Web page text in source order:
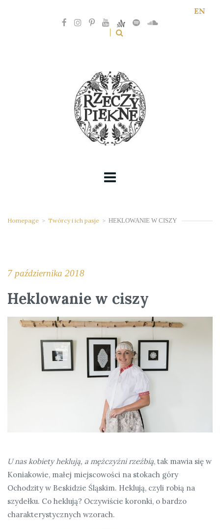
EN
Homepage > Twórcy i ich pasje > HEKLOWANIE W CISZY
7 października 2018
Heklowanie w ciszy
U nas kobiety heklują, a mężczyźni rzeźbią, tak mawia się w
Koniakowie, małej miejscowości na stokach góry
Ochodzity w Beskidzie Śląskim. Heklują, czyli robią na
szydełku. Co heklują? Oczywiście koronki, o bardzo
charakterystycznych wzorach.